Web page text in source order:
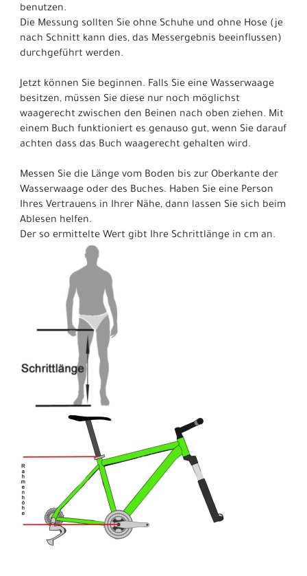
benutzen.
Die Messung sollten Sie ohne Schuhe und ohne Hose (je
nach Schnitt kann dies, das Messergebnis beeinflussen)
durchgeführt werden.
Jetzt können Sie beginnen. Falls Sie eine Wasserwaage
besitzen, müssen Sie diese nur noch möglichst
waagerecht zwischen den Beinen nach oben ziehen. Mit
einem Buch funktioniert es genauso gut, wenn Sie darauf
achten dass das Buch waagerecht gehalten wird.
Messen Sie die Länge vom Boden bis zur Oberkante der
Wasserwaage oder des Buches. Haben Sie eine Person
Ihres Vertrauens in Ihrer Nähe, dann lassen Sie sich beim
Ablesen helfen.
Der so ermittelte Wert gibt Ihre Schrittlänge in cm an.